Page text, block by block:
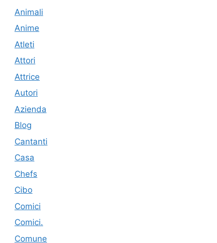
Animali
Anime
Atleti
Attori
Attrice
Autori
Azienda
Blog
Cantanti
Casa
Chefs
Cibo
Comici
Comici.
Comune